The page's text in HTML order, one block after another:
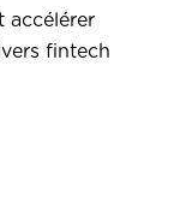
accélérer
fintech